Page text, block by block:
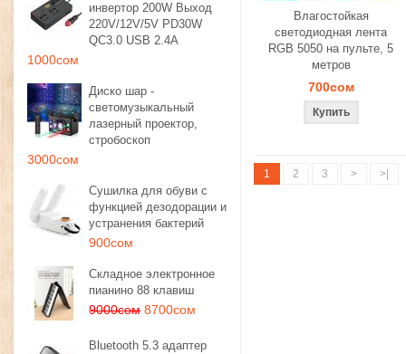
инвертор 200W Выход
220V/12V/5V PD30W
QC3.0 USB 2.4A
1000сом
Диско шар -
светомузыкальный
лазерный проектор,
стробоскоп
3000сом
Сушилка для обуви с
функцией дезодорации и
устранения бактерий
900сом
Складное электронное
пианино 88 клавиш
9000сом 8700сом
Bluetooth 5.3 адаптер
Влагостойкая
светодиодная лента
RGB 5050 на пульте, 5
метров
700сом
1 2 3 > >|